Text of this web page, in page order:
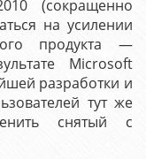
(сокращенно
на усилении
продукта —
Microsoft
разработки и
тут же
снятый с